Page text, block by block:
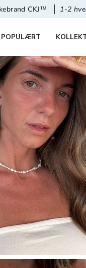
1-2 hverdages levering
POPULÆRT
1-2 dages levering Fri